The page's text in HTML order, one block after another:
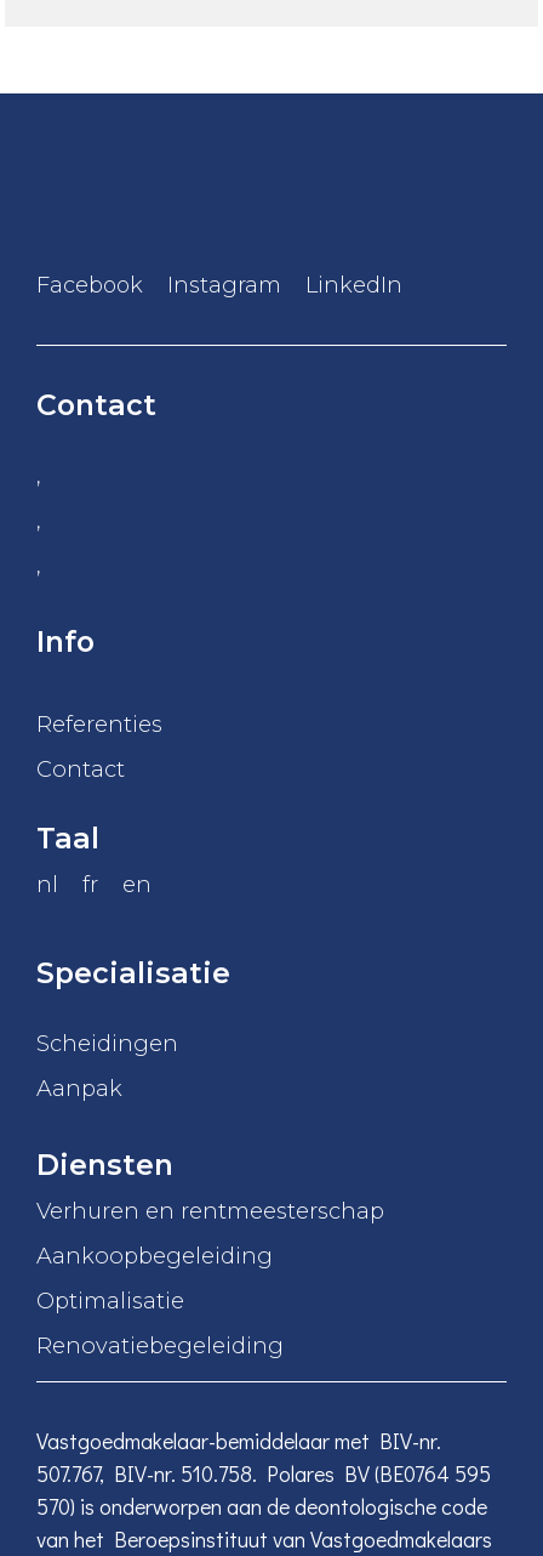
Facebook Instagram LinkedIn
Contact
,
,
,
Info
Referenties
Contact
Taal
nl fr en
Specialisatie
Scheidingen
Aanpak
Diensten
Verhuren en rentmeesterschap
Aankoopbegeleiding
Optimalisatie
Renovatiebegeleiding
Vastgoedmakelaar-bemiddelaar met BIV-nr.
507.767, BIV-nr. 510.758. Polares BV (BE0764 595
570) is onderworpen aan de deontologische code
van het Beroepsinstituut van Vastgoedmakelaars